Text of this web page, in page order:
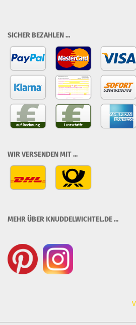
SICHER BEZAHLEN ...
WIR VERSENDEN MIT ...
MEHR ÜBER KNUDDELWICHTEL.DE ...